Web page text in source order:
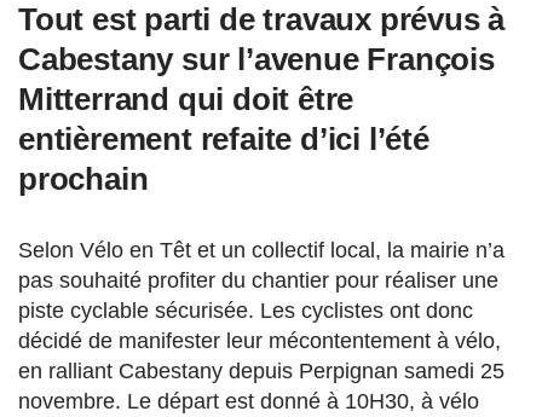
Tout est parti de travaux prévus à
Cabestany sur l’avenue François
Mitterrand qui doit être
entièrement refaite d’ici l’été
prochain
Selon Vélo en Têt et un collectif local, la mairie n’a
pas souhaité profiter du chantier pour réaliser une
piste cyclable sécurisée. Les cyclistes ont donc
décidé de manifester leur mécontentement à vélo,
en ralliant Cabestany depuis Perpignan samedi 25
novembre. Le départ est donné à 10H30, à vélo